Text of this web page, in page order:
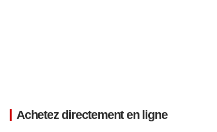
Achetez directement en ligne